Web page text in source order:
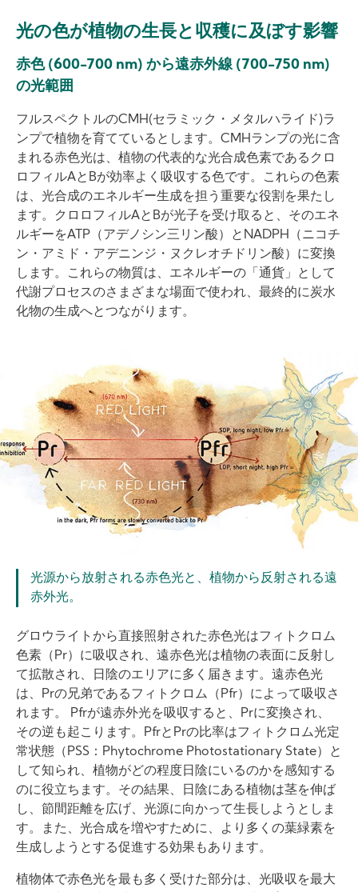
光の色が植物の生長と収穫に及ぼす影響
赤色 (600-700 nm) から遠赤外線 (700-750 nm)
の光範囲
フルスペクトルのCMH(セラミック・メタルハライド)ラ
ンプで植物を育てているとします。CMHランプの光に含
まれる赤色光は、植物の代表的な光合成色素であるクロ
ロフィルAとBが効率よく吸収する色です。これらの色素
は、光合成のエネルギー生成を担う重要な役割を果たし
ます。クロロフィルAとBが光子を受け取ると、そのエネ
ルギーをATP（アデノシン三リン酸）とNADPH（ニコチ
ン・アミド・アデニンジ・ヌクレオチドリン酸）に変換
します。これらの物質は、エネルギーの「通貨」として
代謝プロセスのさまざまな場面で使われ、最終的に炭水
化物の生成へとつながります。
光源から放射される赤色光と、植物から反射される遠
赤外光。
グロウライトから直接照射された赤色光はフィトクロム
色素（Pr）に吸収され、遠赤色光は植物の表面に反射し
て拡散され、日陰のエリアに多く届きます。遠赤色光
は、Prの兄弟であるフィトクロム（Pfr）によって吸収さ
れます。 Pfrが遠赤外光を吸収すると、Prに変換され、
その逆も起こります。PfrとPrの比率はフィトクロム光定
常状態（PSS：Phytochrome Photostationary State）と
して知られ、植物がどの程度日陰にいるのかを感知する
のに役立ちます。その結果、日陰にある植物は茎を伸ば
し、節間距離を広げ、光源に向かって生長しようとしま
す。また、光合成を増やすために、より多くの葉緑素を
生成しようとする促進する効果もあります。
植物体で赤色光を最も多く受けた部分は、光吸収を最大